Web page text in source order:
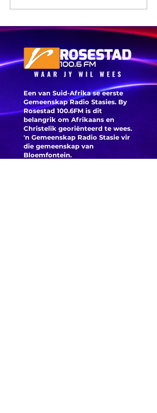
Banke kan dalk
tydelik vries
Een van Suid-Afrika se eerste
Gemeenskap Radio Stasies. By
Rosestad 100.6FM is dit
belangrik om Afrikaans en
Christelik georiënteerd te wees.
'n Gemeenskap Radio Stasie vir
die gemeenskap van
Bloemfontein.